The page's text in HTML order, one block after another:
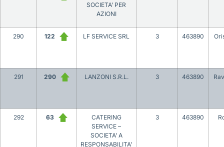
SOCIETA’ PER
AZIONI
290 122 LF SERVICE SRL 3 463890
291 290 LANZONI S.R.L. 3 463890
292 63
CATERING
SERVICE –
SOCIETA’ A
RESPONSABILITA’
3 463890